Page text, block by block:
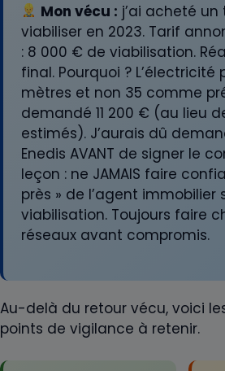
Mon vécu : j’ai acheté un
viabiliser en 2023. Tarif
: 8 000 € de viabilisation.
final. Pourquoi ? L’électricité
mètres et non 35 comme
demandé 11 200 € (au lieu
estimés). J’aurais dû
Enedis AVANT de signer le
leçon : ne JAMAIS faire
près » de l’agent immobilier
viabilisation. Toujours faire
réseaux avant compromis.
Au-delà du retour vécu, voici
points de vigilance à retenir.